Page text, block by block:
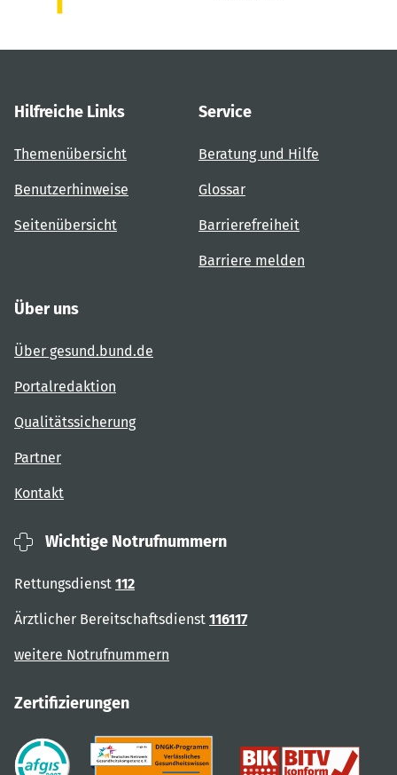
Hilfreiche Links
Themenübersicht
Benutzerhinweise
Seitenübersicht
Service
Beratung und Hilfe
Glossar
Barrierefreiheit
Barriere melden
Über uns
Über gesund.bund.de
Portalredaktion
Qualitätssicherung
Partner
Kontakt
Wichtige Notrufnummern
Rettungsdienst 112
Ärztlicher Bereitschaftsdienst 116117
weitere Notrufnummern
Zertifizierungen